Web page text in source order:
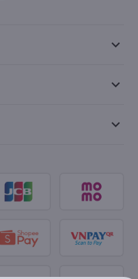
keyboard_arrow_down
keyboard_arrow_down
keyboard_arrow_down